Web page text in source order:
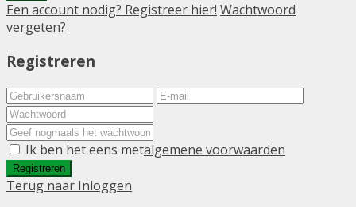
Een account nodig? Registreer hier! Wachtwoord
vergeten?
Registreren
Ik ben het eens metalgemene voorwaarden
Registreren
Terug naar Inloggen